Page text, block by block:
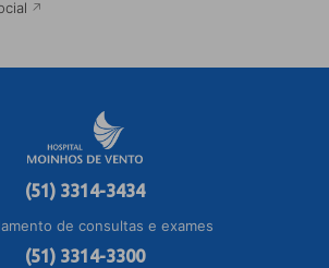
(51) 3314-3434
de consultas e exames
(51) 3314-3300